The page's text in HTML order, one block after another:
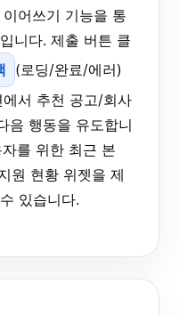
어쓰기 기능을 통
니다. 제출 버튼 클
(로딩/완료/에러)
서 추천 공고/회사
음 행동을 유도합니
를 위한 최근 본
원 현황 위젯을 제
있습니다.